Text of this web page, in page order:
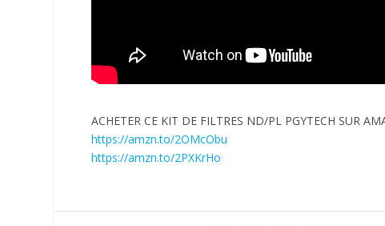
ACHETER CE KIT DE FILTRES ND/PL PGYTECH SUR
https://amzn.to/2OMcObu
https://amzn.to/2PXKrHo